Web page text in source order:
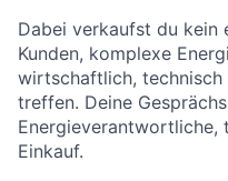
Dabei verkaufst du kein
Kunden, komplexe
wirtschaftlich,
treffen. Deine
Energieverantwortliche,
Einkauf.